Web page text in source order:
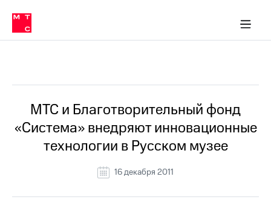
Медиа-центр
и акционерам
Устойчивое развитие
Комплаенс и деловая этика
компании
Карьера
История
компании
Руководство
информация
в МТС
Пресс-
релизы
МТС
о технологиях
МТС и Благотворительный фонд
«Система» внедряют инновационные
технологии в Русском музее
16 декабря 2011